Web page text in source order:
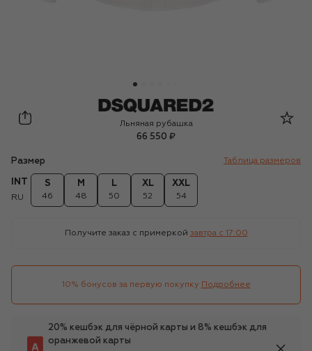
Dsquared2
Льняная рубашка
66 550 ₽
Размер Таблица размеров
INT
RU
S
46
M
48
L
50
XL
52
XXL
54
Получите заказ с примеркой завтра c 17:00
10% бонусов за первую покупку Подробнее
20% кешбэк для чёрной карты и 8% кешбэк для
оранжевой карты